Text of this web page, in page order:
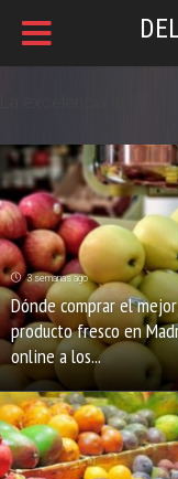
3 semanas ago
Dónde comprar el mejor
producto fresco en
online a los...